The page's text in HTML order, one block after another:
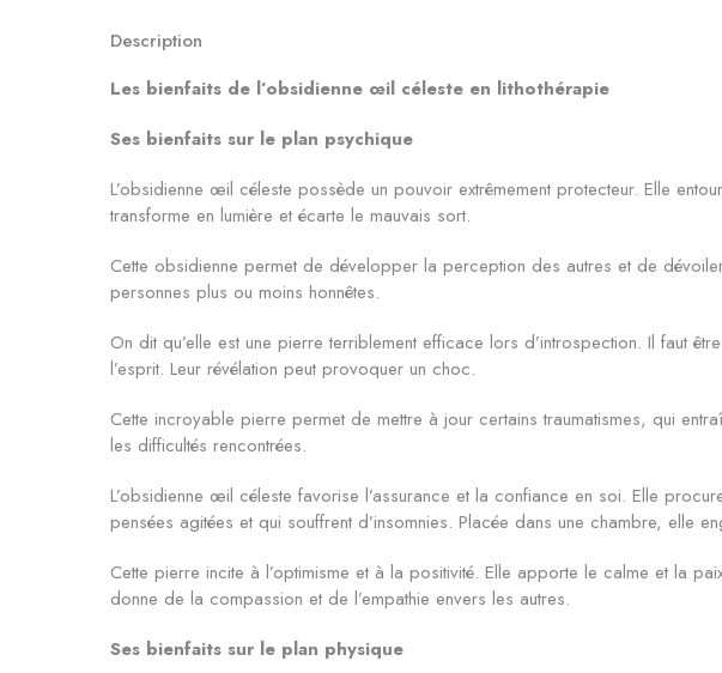
Description
Les bienfaits de l’obsidienne œil céleste en lithothérapie
Ses bienfaits sur le plan psychique
L’obsidienne œil céleste possède un pouvoir extrêmement protecteur. Elle
transforme en lumière et écarte le mauvais sort.
Cette obsidienne permet de développer la perception des autres et de
personnes plus ou moins honnêtes.
On dit qu’elle est une pierre terriblement efficace lors d’introspection. Il faut
l’esprit. Leur révélation peut provoquer un choc.
Cette incroyable pierre permet de mettre à jour certains traumatismes, qui
les difficultés rencontrées.
L’obsidienne œil céleste favorise l’assurance et la confiance en soi. Elle
pensées agitées et qui souffrent d’insomnies. Placée dans une chambre, elle
Cette pierre incite à l’optimisme et à la positivité. Elle apporte le calme et la
donne de la compassion et de l’empathie envers les autres.
Ses bienfaits sur le plan physique